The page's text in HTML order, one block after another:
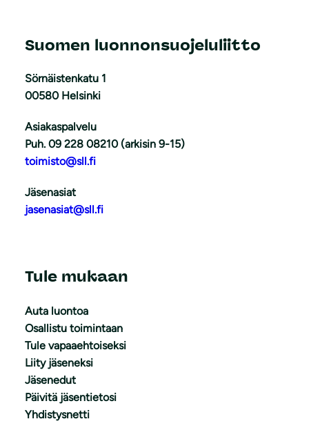
Suomen luonnonsuojeluliitto
Sörnäistenkatu 1
00580 Helsinki
Asiakaspalvelu
Puh. 09 228 08210 (arkisin 9-15)
toimisto@sll.fi
Jäsenasiat
jasenasiat@sll.fi
Tule mukaan
Auta luontoa
Osallistu toimintaan
Tule vapaaehtoiseksi
Liity jäseneksi
Jäsenedut
Päivitä jäsentietosi
Yhdistysnetti